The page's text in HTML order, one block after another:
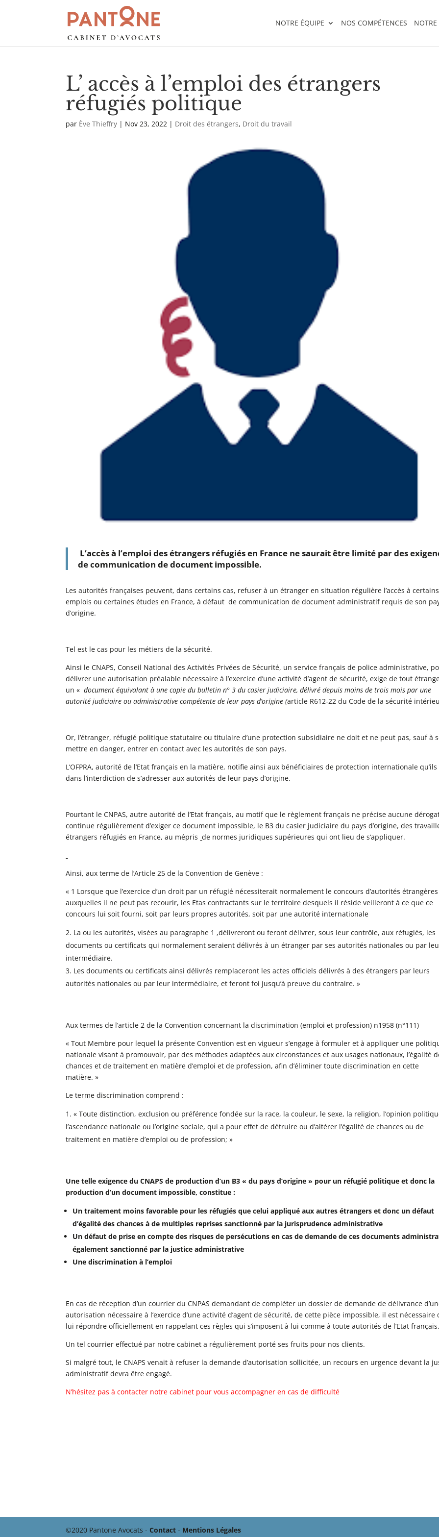
NOTRE ÉQUIPE NOS COMPÉTENCES
L’ accès à l’emploi des étrangers
réfugiés politique
par Ève Thieffry | Nov 23, 2022 | Droit des étrangers, Droit du travail
L’accès à l’emploi des étrangers réfugiés en France ne saurait être limité par des
de communication de document impossible.
Les autorités françaises peuvent, dans certains cas, refuser à un étranger en situation régulière l’accès à certains
emplois ou certaines études en France, à défaut de communication de document administratif requis de son
d’origine.
Tel est le cas pour les métiers de la sécurité.
Ainsi le CNAPS, Conseil National des Activités Privées de Sécurité, un service français de police administrative,
délivrer une autorisation préalable nécessaire à l’exercice d’une activité d’agent de sécurité, exige de tout
un « document équivalant à une copie du bulletin n° 3 du casier judiciaire, délivré depuis moins de trois mois par une
autorité judiciaire ou administrative compétente de leur pays d’origine (article R612-22 du Code de la sécurité
Or, l’étranger, réfugié politique statutaire ou titulaire d’une protection subsidiaire ne doit et ne peut pas, sauf à
mettre en danger, entrer en contact avec les autorités de son pays.
L’OFPRA, autorité de l’Etat français en la matière, notifie ainsi aux bénéficiaires de protection internationale
dans l’interdiction de s’adresser aux autorités de leur pays d’origine.
Pourtant le CNPAS, autre autorité de l’Etat français, au motif que le règlement français ne précise aucune
continue régulièrement d’exiger ce document impossible, le B3 du casier judiciaire du pays d’origine, des
étrangers réfugiés en France, au mépris de normes juridiques supérieures qui ont lieu de s’appliquer.
Ainsi, aux terme de l’Article 25 de la Convention de Genève :
« 1 Lorsque que l’exercice d’un droit par un réfugié nécessiterait normalement le concours d’autorités étrangères
auxquelles il ne peut pas recourir, les Etas contractants sur le territoire desquels il réside veilleront à ce que ce
concours lui soit fourni, soit par leurs propres autorités, soit par une autorité internationale
La ou les autorités, visées au paragraphe 1 ,délivreront ou feront délivrer, sous leur contrôle, aux réfugiés, les
documents ou certificats qui normalement seraient délivrés à un étranger par ses autorités nationales ou par
intermédiaire.
Les documents ou certificats ainsi délivrés remplaceront les actes officiels délivrés à des étrangers par leurs
autorités nationales ou par leur intermédiaire, et feront foi jusqu’à preuve du contraire. »
Aux termes de l’article 2 de la Convention concernant la discrimination (emploi et profession) n1958 (n°111)
« Tout Membre pour lequel la présente Convention est en vigueur s’engage à formuler et à appliquer une
nationale visant à promouvoir, par des méthodes adaptées aux circonstances et aux usages nationaux, l’égalité
chances et de traitement en matière d’emploi et de profession, afin d’éliminer toute discrimination en cette
matière. »
Le terme discrimination comprend :
« Toute distinction, exclusion ou préférence fondée sur la race, la couleur, le sexe, la religion, l’opinion
l’ascendance nationale ou l’origine sociale, qui a pour effet de détruire ou d’altérer l’égalité de chances ou de
traitement en matière d’emploi ou de profession; »
Une telle exigence du CNAPS de production d’un B3 « du pays d’origine » pour un réfugié politique et donc la
production d’un document impossible, constitue :
Un traitement moins favorable pour les réfugiés que celui appliqué aux autres étrangers et donc un défaut
d’égalité des chances à de multiples reprises sanctionné par la jurisprudence administrative
Un défaut de prise en compte des risques de persécutions en cas de demande de ces documents
également sanctionné par la justice administrative
Une discrimination à l’emploi
En cas de réception d’un courrier du CNPAS demandant de compléter un dossier de demande de délivrance
autorisation nécessaire à l’exercice d’une activité d’agent de sécurité, de cette pièce impossible, il est nécessaire
lui répondre officiellement en rappelant ces règles qui s’imposent à lui comme à toute autorités de l’Etat français.
Un tel courrier effectué par notre cabinet a régulièrement porté ses fruits pour nos clients.
Si malgré tout, le CNAPS venait à refuser la demande d’autorisation sollicitée, un recours en urgence devant la
administratif devra être engagé.
N’hésitez pas à contacter notre cabinet pour vous accompagner en cas de difficulté
©2020 Pantone Avocats - Contact - Mentions Légales